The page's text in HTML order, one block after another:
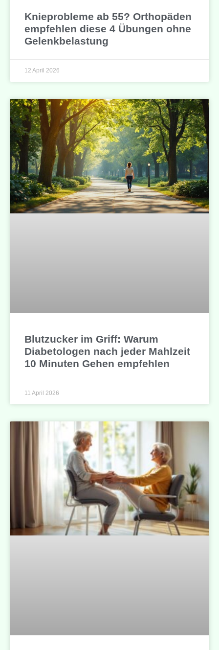
Knieprobleme ab 55? Orthopäden
empfehlen diese 4 Übungen ohne
Gelenkbelastung
12 April 2026
Blutzucker im Griff: Warum
Diabetologen nach jeder Mahlzeit
10 Minuten Gehen empfehlen
11 April 2026